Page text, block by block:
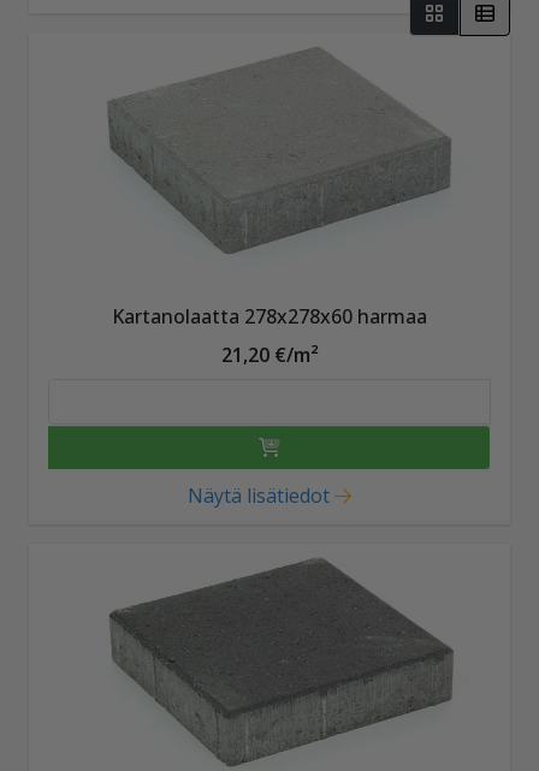
Kartanolaatta 278x278x60 harmaa
21,20 €/m²
Näytä lisätiedot